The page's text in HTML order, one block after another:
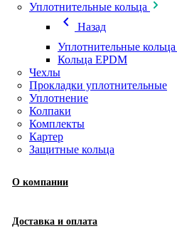
Уплотнительные кольца
chevron_left
Назад
Уплотнительные кольца
Кольца EPDM
Чехлы
Прокладки уплотнительные
Уплотнение
Колпаки
Комплекты
Картер
Защитные кольца
О компании
Доставка и оплата